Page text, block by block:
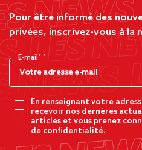
Pour être informé des
privées, inscrivez-vous à la
E-mail*
En renseignant votre
recevoir nos dernères
articles et vous prenez
de confidentialité.